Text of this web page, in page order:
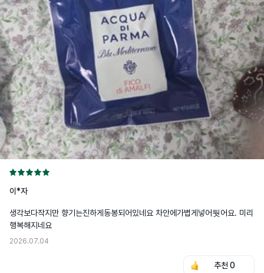
이*자
생각보다작지만 향기는진하게동봉되어있네요 차안에가볍게넣어둿어요. 미리
행복해지네요
2026.07.04
추천 0